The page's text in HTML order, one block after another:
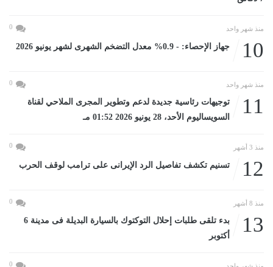
منذ شهر واحد 0
10 جهاز الإحصاء: - 0.9% معدل التضخم الشهرى لشهر يونيو 2026
منذ شهر واحد 0
11
توجيهات رئاسية جديدة لدعم وتطوير المجرى الملاحي لقناة
السويساليوم الأحد، 28 يونيو 2026 01:52 مـ
منذ 3 أشهر 0
12 تسنيم تكشف تفاصيل الرد الإيرانى على ترامب لوقف الحرب
منذ 8 أشهر 0
13
بدء تلقى طلبات إحلال التوكتوك بالسيارة البديلة فى مدينة 6
أكتوبر
0